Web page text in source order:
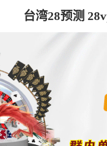
台湾28预测